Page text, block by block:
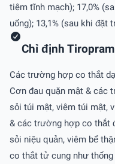
tiêm tĩnh mạch); 17,0%
uống); 13,1% (sau khi đặt
Chỉ định
Các trường hợp co thắt
Cơn đau quặn mật & các
sỏi túi mật, viêm túi mật,
& các trường hợp co thắt
sỏi niệu quản, viêm bể
co thắt tử cung như